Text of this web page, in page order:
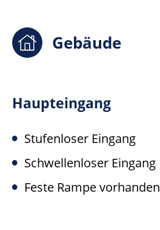
Gebäude
Haupteingang
Stufenloser Eingang
Schwellenloser Eingang
Feste Rampe vorhanden